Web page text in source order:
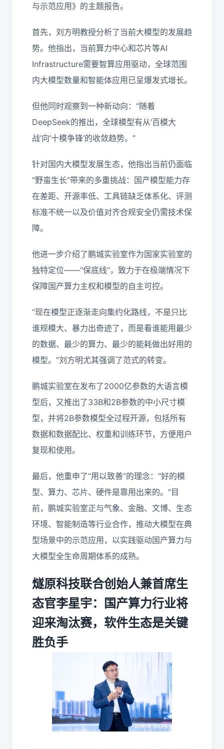
与示范应用》的主题报告。
首先，刘方明教授分析了当前大模型的发展趋
势。他指出，当前算力中心和芯片等AI
Infrastructure需要智算应用驱动，全球范围
内大模型数量和智能体应用已呈爆发式增长。
但他同时观察到一种新动向：“随着
DeepSeek的推出，全球模型有从‘百模大
战’向‘十模争锋’的收敛趋势。”
针对国内大模型发展生态，他指出当前仍面临
“野蛮生长”带来的多重挑战：国产模型能力存
在差距、开源率低、工具链缺乏体系化、评测
标准不统一以及价值对齐合规安全仍需技术保
障。
他进一步介绍了鹏城实验室作为国家实验室的
独特定位——“保底线”，致力于在极端情况下
保障国产算力主权和模型的自主可控。
“现在模型正逐渐走向集约化路线，不是只比
谁规模大、暴力出奇迹了，而是看谁能用最少
的数据、最少的算力、最少的能耗做出好用的
模型。”刘方明尤其强调了范式的转变。
鹏城实验室在发布了2000亿参数的大语言模
型后，又推出了33B和2B参数的中小尺寸模
型，并将2B参数模型全过程开源，包括所有
数据和数据配比、权重和训练环节，方便用户
复现和使用。
最后，他重申了“用以致善”的理念：“好的模
型、算力、芯片、硬件是靠用出来的。”目
前，鹏城实验室正与气象、金融、文博、生态
环境、智能制造等行业合作，推动大模型在典
型场景中的示范应用，以实践驱动国产算力与
大模型全生命周期体系的成熟。
燧原科技联合创始人兼首席生
态官李星宇：国产算力行业将
迎来淘汰赛，软件生态是关键
胜负手